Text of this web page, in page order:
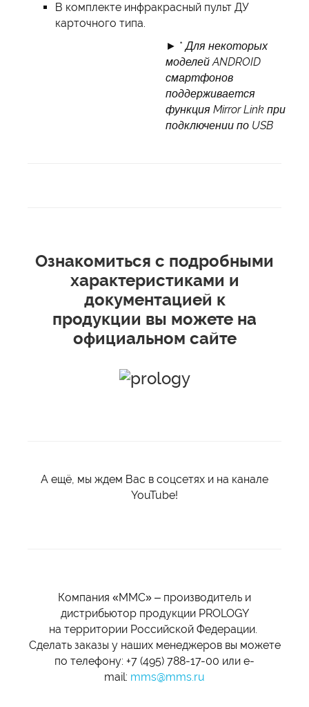
В комплекте инфракрасный пульт ДУ
карточного типа.
► *Для некоторых
моделей ANDROID
смартфонов
поддерживается
функция MirrorLink при
подключении по USB
Ознакомиться с подробными
характеристиками и
документацией к
продукции вы можете на
официальном сайте
А ещё, мы ждем Вас в соцсетях и на канале
YouTube!
Компания «ММС» – производитель и
дистрибьютор продукции PROLOGY
на территории Российской Федерации.
Сделать заказы у наших менеджеров вы можете
по телефону: +7 (495) 788-17-00 или e-
mail: mms@mms.ru